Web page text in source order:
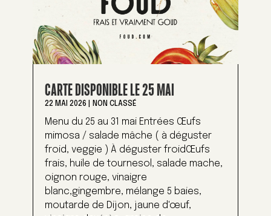
CARTE DISPONIBLE LE 25 MAI
22 MAI 2026 NON CLASSÉ
Menu du 25 au 31 mai Entrées Œufs
mimosa / salade mâche ( à déguster
froid, veggie ) À déguster froidŒufs
frais, huile de tournesol, salade mache,
oignon rouge, vinaigre
blanc,gingembre, mélange 5 baies,
moutarde de Dijon, jaune d'œuf,